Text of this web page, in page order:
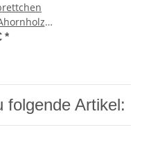
*
folgende Artikel: